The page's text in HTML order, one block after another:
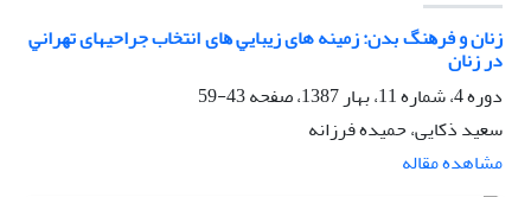
زﻧﺎن و ﻓﺮﻫﻨﮓ ﺑﺪن: زمینه های زﻳﺒﺎﻳﻲ ﻫﺎی اﻧﺘﺨﺎب جراحیهای ﺗﻬﺮاﻧﻲ
در زﻧﺎن
دوره 4، شماره 11، بهار 1387، صفحه
43-59
سعید ذکایی، حمیده فرزانه
مشاهده مقاله